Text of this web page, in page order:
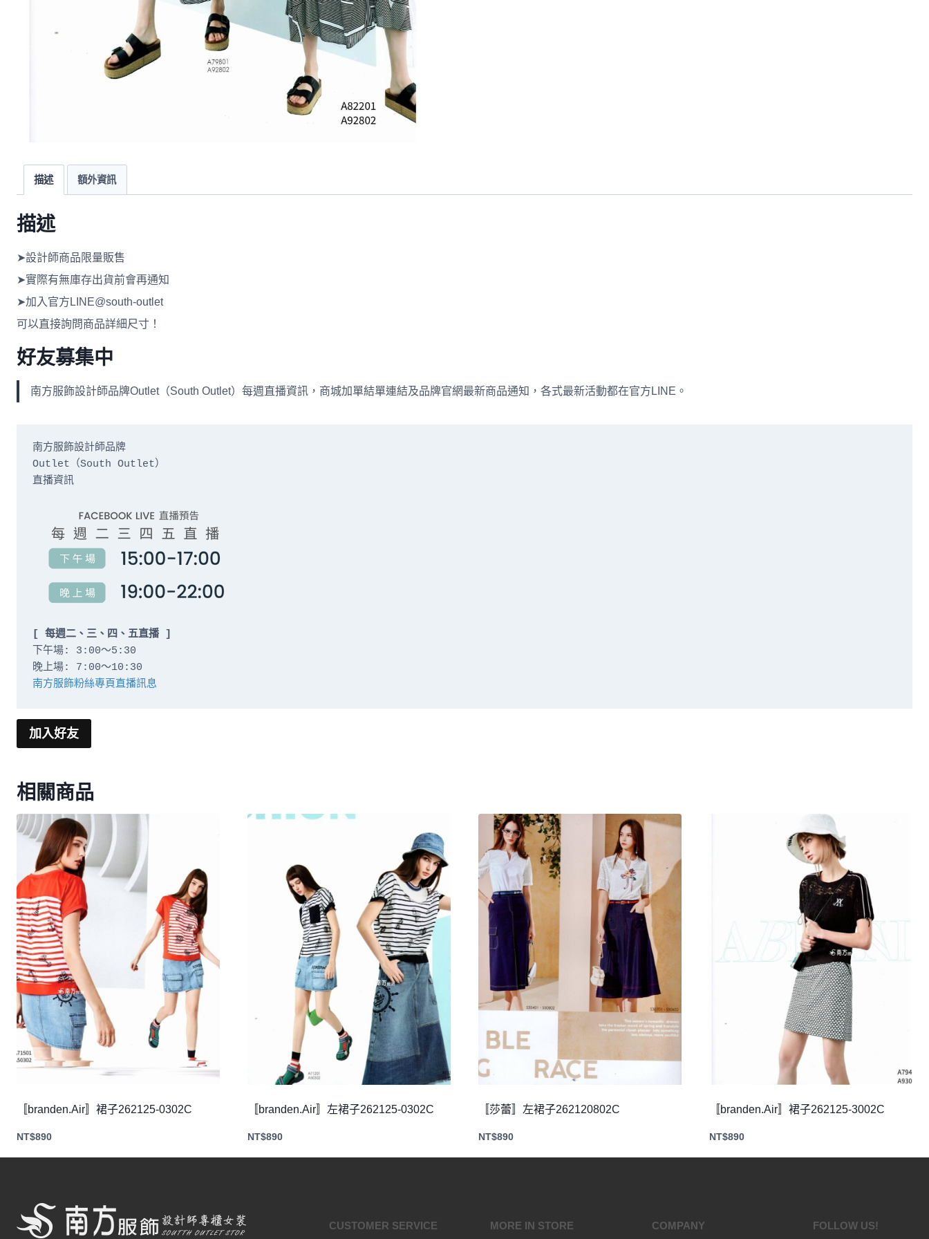
描述 額外資訊
描述
➤設計師商品限量販售
➤實際有無庫存出貨前會再通知
➤加入官方LINE@south-outlet
可以直接詢問商品詳細尺寸！
好友募集中
南方服飾設計師品牌Outlet（South Outlet）每週直播資訊，商城加單結單連結及品牌官網最新商品通知，各式最新活動都在官方LINE。
南方服飾設計師品牌
Outlet（South Outlet）
直播資訊
[ 每週二、三、四、五直播 ]
下午場: 3:00～5:30
南方服飾粉絲專頁直播訊息
加入好友
相關商品
〚branden.Air〛裙子262125-0302C
NT$890
〚branden.Air〛左裙子262125-0302C
NT$890
〚莎蕾〛左裙子262120802C
NT$890
〚branden.Air〛裙子262125-3002C
NT$890
CUSTOMER SERVICE MORE IN STORE COMPANY FOLLOW US!